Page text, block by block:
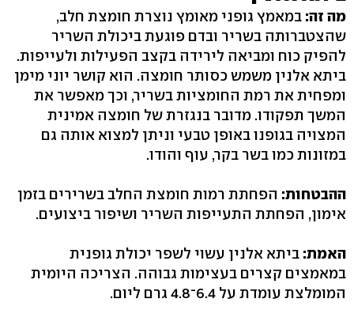
מה זה: במאמץ גופני מאומץ נוצרת חומצת חלב,
שהצטברותה בשריר ובדם פוגעת ביכולת השריר
להפיק כוח ומביאה לירידה בקצב הפעילות ולעייפות.
ביתא אלנין משמש כסותר חומצה. הוא קושר יוני מימן
ומפחית את רמת החומציות בשריר, וכך מאפשר את
המשך תפקודו. מדובר בנגזרת של חומצה אמינית
המצויה בגופנו באופן טבעי וניתן למצוא אותה גם
במזונות כמו בשר בקר, עוף והודו.
ההבטחות: הפחתת רמות חומצת החלב בשרירים בזמן
אימון, הפחתת התעייפות השריר ושיפור ביצועים.
האמת: ביתא אלנין עשוי לשפר יכולת גופנית
במאמצים קצרים בעצימות גבוהה. הצריכה היומית
המומלצת עומדת על 6.4־4.8 גרם ליום.